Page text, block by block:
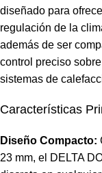
diseñado para
regulación de la
además de ser
control preciso
sistemas de
Características
Diseño Compacto:
23 mm, el DELTA